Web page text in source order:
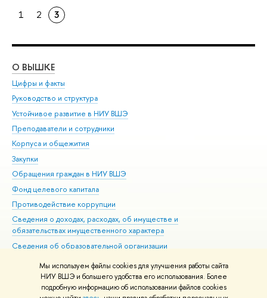
Мы используем файлы cookies для улучшения работы сайта
НИУ ВШЭ и большего удобства его использования. Более
подробную информацию об использовании файлов cookies
1 2 3
О ВЫШКЕ
Цифры и факты
Руководство и структура
Устойчивое развитие в НИУ ВШЭ
Преподаватели и сотрудники
Корпуса и общежития
Закупки
Обращения граждан в НИУ ВШЭ
Фонд целевого капитала
Противодействие коррупции
Сведения о доходах, расходах, об имуществе и
обязательствах имущественного характера
Сведения об образовательной организации
Людям с ограниченными возможностями здоровья
Единая платежная страница
Работа в Вышке